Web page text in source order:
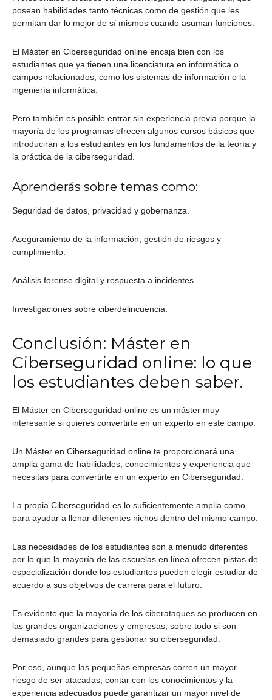
posean habilidades tanto técnicas como de gestión que les
permitan dar lo mejor de sí mismos cuando asuman funciones.
El Máster en Ciberseguridad online encaja bien con los
estudiantes que ya tienen una licenciatura en informática o
campos relacionados, como los sistemas de información o la
ingeniería informática.
Pero también es posible entrar sin experiencia previa porque la
mayoría de los programas ofrecen algunos cursos básicos que
introducirán a los estudiantes en los fundamentos de la teoría y
la práctica de la ciberseguridad.
Aprenderás sobre temas como:
Seguridad de datos, privacidad y gobernanza.
Aseguramiento de la información, gestión de riesgos y
cumplimiento.
Análisis forense digital y respuesta a incidentes.
Investigaciones sobre ciberdelincuencia.
Conclusión: Máster en
Ciberseguridad online: lo que
los estudiantes deben saber.
El Máster en Ciberseguridad online es un máster muy
interesante si quieres convertirte en un experto en este campo.
Un Máster en Ciberseguridad online te proporcionará una
amplia gama de habilidades, conocimientos y experiencia que
necesitas para convertirte en un experto en Ciberseguridad.
La propia Ciberseguridad es lo suficientemente amplia como
para ayudar a llenar diferentes nichos dentro del mismo campo.
Las necesidades de los estudiantes son a menudo diferentes
por lo que la mayoría de las escuelas en línea ofrecen pistas de
especialización donde los estudiantes pueden elegir estudiar de
acuerdo a sus objetivos de carrera para el futuro.
Es evidente que la mayoría de los ciberataques se producen en
las grandes organizaciones y empresas, sobre todo si son
demasiado grandes para gestionar su ciberseguridad.
Por eso, aunque las pequeñas empresas corren un mayor
riesgo de ser atacadas, contar con los conocimientos y la
experiencia adecuados puede garantizar un mayor nivel de